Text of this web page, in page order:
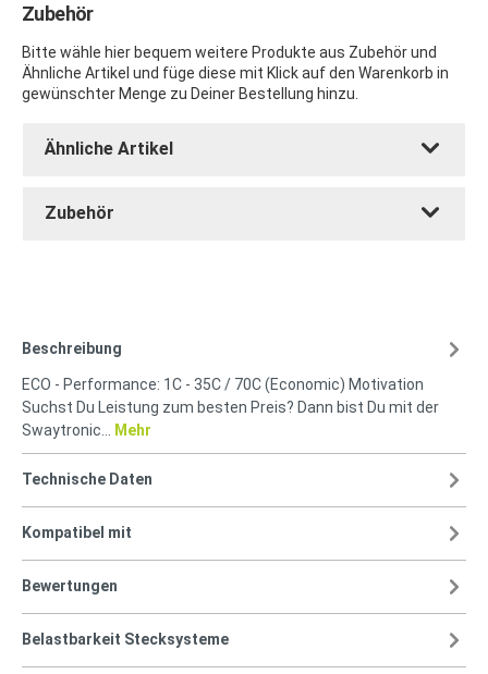
Zubehör
Bitte wähle hier bequem weitere Produkte aus Zubehör und
Ähnliche Artikel und füge diese mit Klick auf den Warenkorb in
gewünschter Menge zu Deiner Bestellung hinzu.
Ähnliche Artikel
Zubehör
Beschreibung
ECO - Performance: 1C - 35C / 70C (Economic) Motivation
Suchst Du Leistung zum besten Preis? Dann bist Du mit der
Swaytronic… Mehr
Technische Daten
Kompatibel mit
Bewertungen
Belastbarkeit Stecksysteme